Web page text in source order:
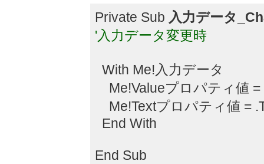
Private Sub 入力データ
'入力データ変更時
With Me!入力データ
Me!Valueプロパティ値 =
Me!Textプロパティ値 =
End With
End Sub